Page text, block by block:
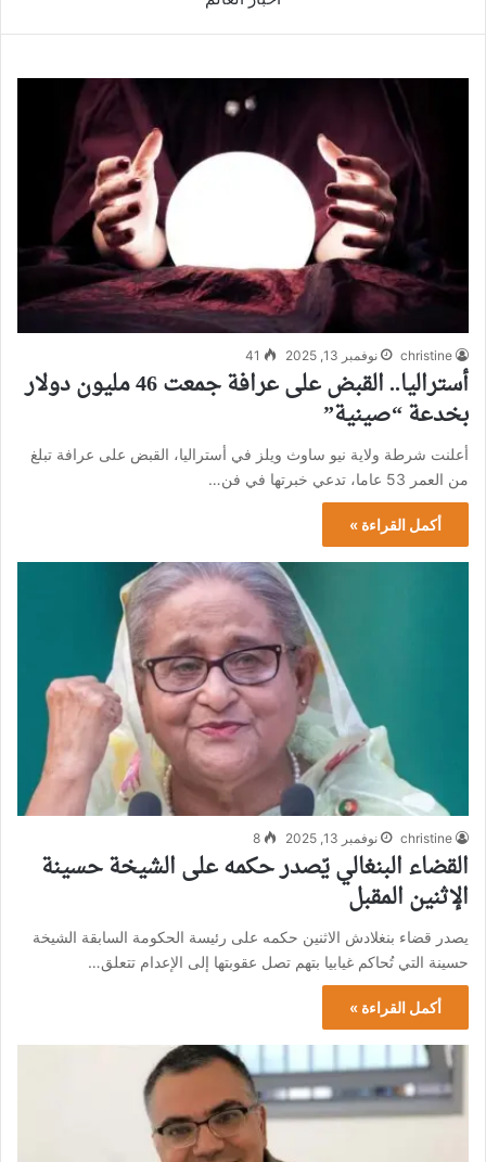
christine نوفمبر 13, 2025 41
أستراليا.. القبض على عرافة جمعت 46 مليون دولار
بخدعة “صينية”
أعلنت شرطة ولاية نيو ساوث ويلز في أستراليا، القبض على عرافة تبلغ
من العمر 53 عاما، تدعي خبرتها في فن…
أكمل القراءة »
christine نوفمبر 13, 2025 8
القضاء البنغالي يّصدر حكمه على الشيخة حسينة
الإثنين المقبل
يصدر قضاء بنغلادش الاثنين حكمه على رئيسة الحكومة السابقة الشيخة
حسينة التي تُحاكم غيابيا بتهم تصل عقوبتها إلى الإعدام تتعلق…
أكمل القراءة »